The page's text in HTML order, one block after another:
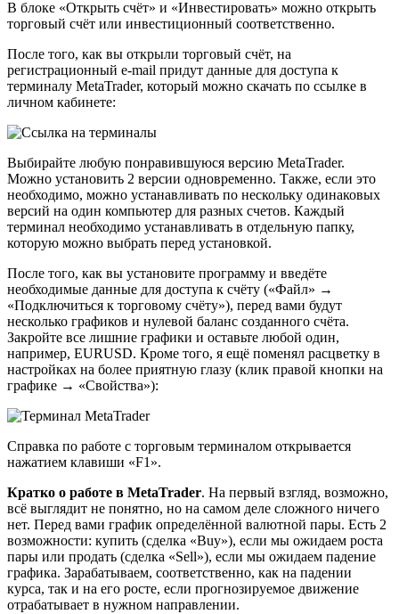
В блоке «Открыть счёт» и «Инвестировать» можно открыть
торговый счёт или инвестиционный соответственно.
После того, как вы открыли торговый счёт, на
регистрационный e-mail придут данные для доступа к
терминалу MetaTrader, который можно скачать по ссылке в
личном кабинете:
Выбирайте любую понравившуюся версию MetaTrader.
Можно установить 2 версии одновременно. Также, если это
необходимо, можно устанавливать по нескольку одинаковых
версий на один компьютер для разных счетов. Каждый
терминал необходимо устанавливать в отдельную папку,
которую можно выбрать перед установкой.
После того, как вы установите программу и введёте
необходимые данные для доступа к счёту («Файл» →
«Подключиться к торговому счёту»), перед вами будут
несколько графиков и нулевой баланс созданного счёта.
Закройте все лишние графики и оставьте любой один,
например, EURUSD. Кроме того, я ещё поменял расцветку в
настройках на более приятную глазу (клик правой кнопки на
графике → «Свойства»):
Справка по работе с торговым терминалом открывается
нажатием клавиши «F1».
Кратко о работе в MetaTrader. На первый взгляд, возможно,
всё выглядит не понятно, но на самом деле сложного ничего
нет. Перед вами график определённой валютной пары. Есть 2
возможности: купить (сделка «Buy»), если мы ожидаем роста
пары или продать (сделка «Sell»), если мы ожидаем падение
графика. Зарабатываем, соответственно, как на падении
курса, так и на его росте, если прогнозируемое движение
отрабатывает в нужном направлении.